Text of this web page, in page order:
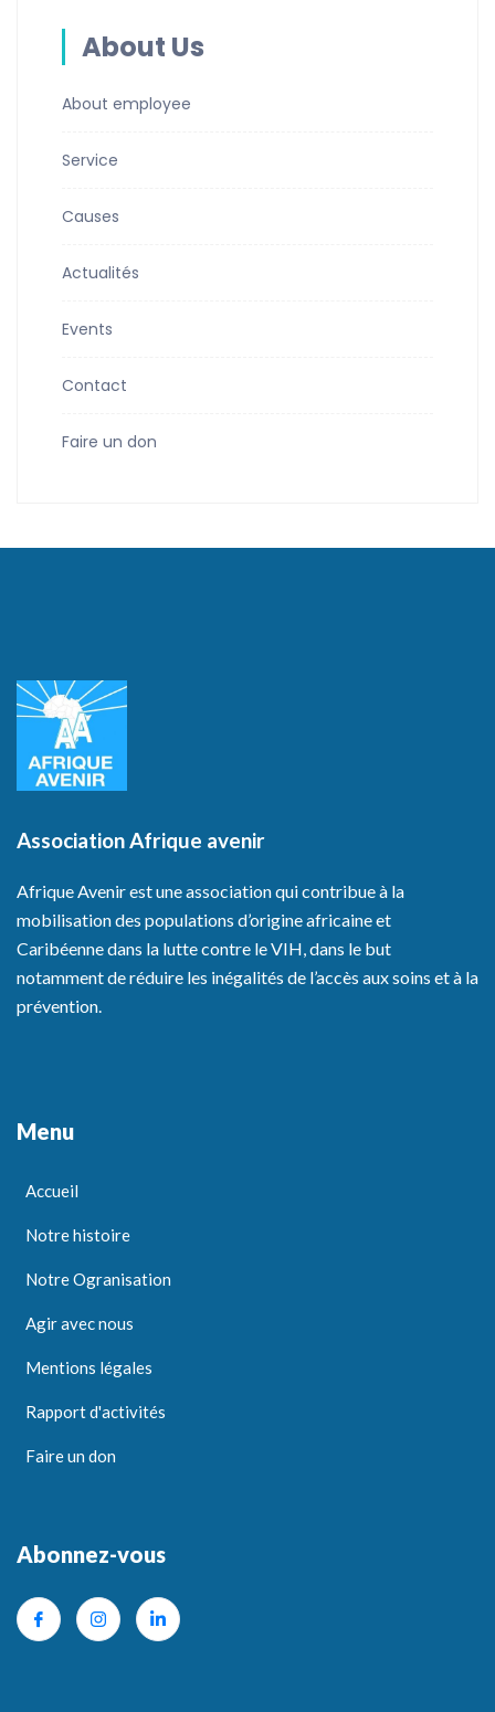
About Us
About employee
Service
Causes
Actualités
Events
Contact
Faire un don
Association Afrique avenir
Afrique Avenir est une association qui contribue à la
mobilisation des populations d’origine africaine et
Caribéenne dans la lutte contre le VIH, dans le but
notamment de réduire les inégalités de l’accès aux soins et à la
prévention.
Menu
Accueil
Notre histoire
Notre Ogranisation
Agir avec nous
Mentions légales
Rapport d'activités
Faire un don
Abonnez-vous